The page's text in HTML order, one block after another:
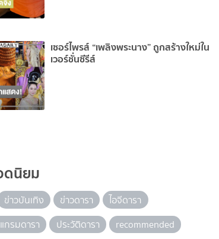
เซอร์ไพรส์ “เพลิงพระนาง” ถูกสร้างใหม่ใน
เวอร์ชั่นซีรีส์
ดนิยม
ข่าวบันเทิง ข่าวดารา
ไอจีดารา
กรมดารา
ประวัติดารา
recommended